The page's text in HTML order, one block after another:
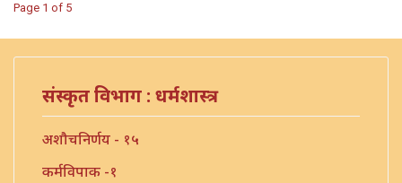
Page 1 of 5
संस्कृत विभाग : धर्मशास्त्र
अशौचनिर्णय - १५
कर्मविपाक -१